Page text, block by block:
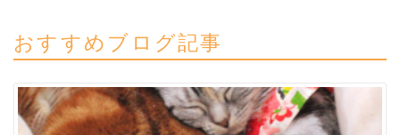
おすすめブログ記事